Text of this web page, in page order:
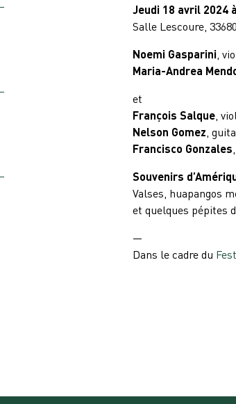
Jeudi 18 avril 2024
Salle Lescoure,
Noemi Gasparini,
Maria-Andrea
et
François Salque,
Nelson Gomez,
Francisco Gonzales
Souvenirs
Valses, huapangos
et quelques pépites
—
Dans le cadre du